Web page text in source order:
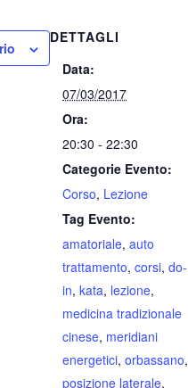
DETTAGLI
Data:
07/03/2017
Ora:
20:30 - 22:30
Categorie Evento:
Corso, Lezione
Tag Evento:
amatoriale,auto
trattamento,corsi,do-
in,kata, lezione,
medicina tradizionale
cinese, meridiani
energetici,orbassano,
posizione laterale,